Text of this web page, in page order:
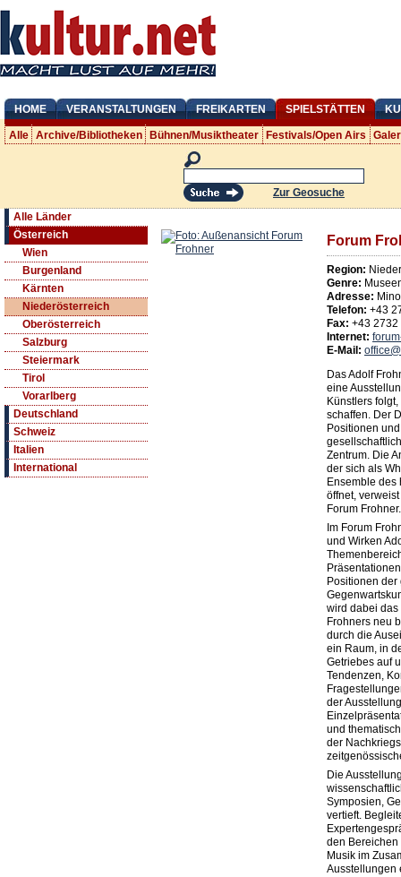
HOME VERANSTALTUNGEN FREIKARTEN SPIELSTÄTTEN
Alle Archive/Bibliotheken Bühnen/Musiktheater Festivals/Open Airs
Zur Geosuche
Alle Länder
Österreich
Wien
Burgenland
Kärnten
Niederösterreich
Oberösterreich
Salzburg
Steiermark
Tirol
Vorarlberg
Deutschland
Schweiz
Italien
International
Forum
Region:
Genre:
Adresse:
Telefon: +43
Fax: +43 2732
Internet:
E-Mail:
Das Adolf
eine
Künstlers
schaffen. Der
Positionen
Zentrum. Die
der sich als
Ensemble
öffnet,
Forum Frohner.
Im Forum
und Wirken
Positionen
wird dabei das
Frohners neu
durch die
ein Raum, in
Getriebes auf
Tendenzen,
der
und
der
Die
Symposien,
vertieft.
den Bereichen
Musik im
Ausstellungen